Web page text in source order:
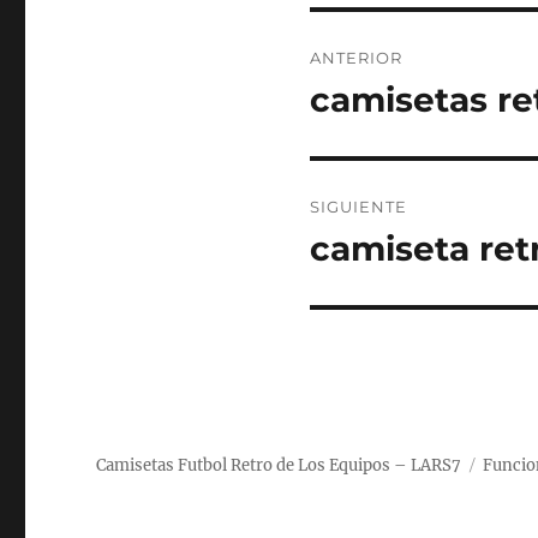
de
ANTERIOR
Entrada
camisetas
SIGUIENTE
Entrada
camiseta
Camisetas Futbol Retro de Los Equipos – LARS7